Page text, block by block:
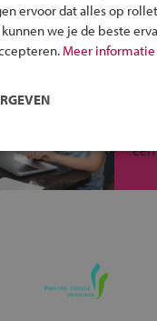
ervoor dat alles op
we je de beste
Meer